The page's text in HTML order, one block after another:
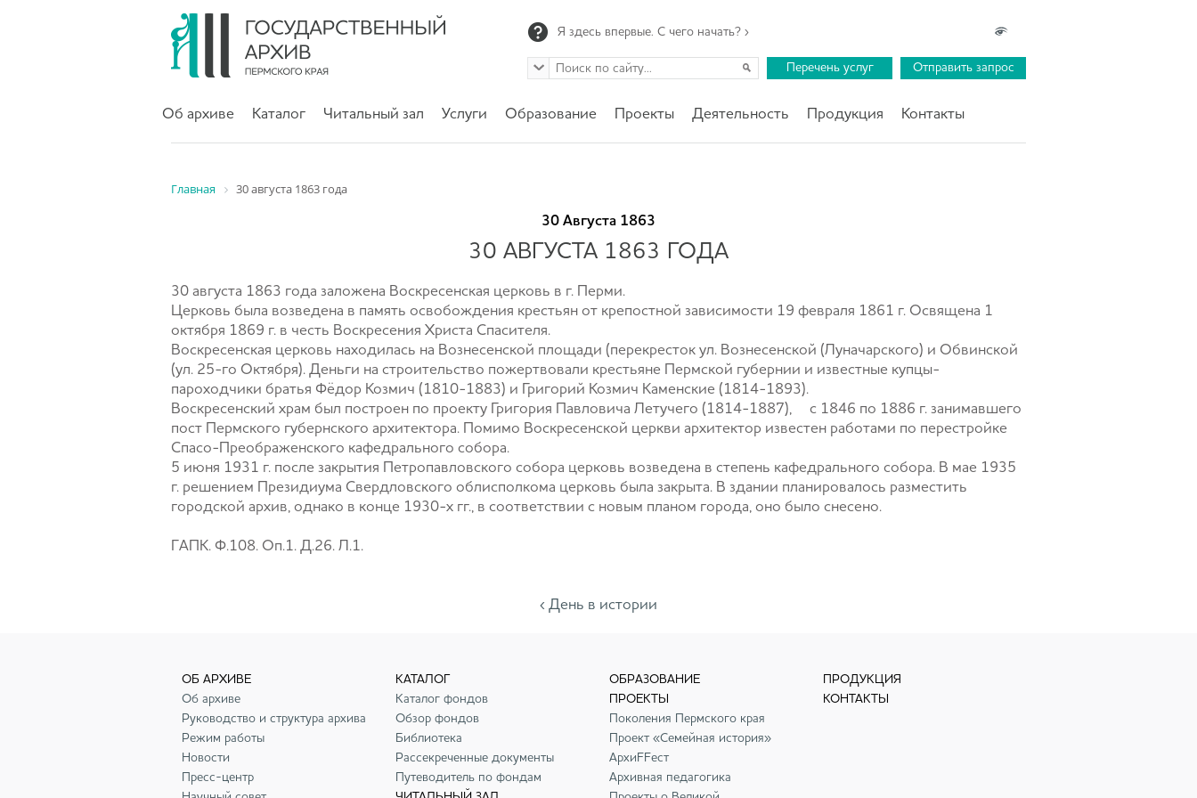
Я здесь впервые. С чего начать? ›
Перечень услуг Отправить запрос
Об архиве Каталог Читальный зал Услуги Образование Проекты Деятельность Продукция Контакты
Главная 30 августа 1863 года
30 Августа 1863
30 АВГУСТА 1863 ГОДА
30 августа 1863 года заложена Воскресенская церковь в г. Перми.
Церковь была возведена в память освобождения крестьян от крепостной зависимости 19 февраля 1861 г. Освящена 1
октября 1869 г. в честь Воскресения Христа Спасителя.
Воскресенская церковь находилась на Вознесенской площади (перекресток ул. Вознесенской (Луначарского) и Обвинской
(ул. 25-го Октября). Деньги на строительство пожертвовали крестьяне Пермской губернии и известные купцы-
пароходчики братья Фёдор Козмич (1810-1883) и Григорий Козмич Каменские (1814-1893).
Воскресенский храм был построен по проекту Григория Павловича Летучего (1814-1887), с 1846 по 1886 г. занимавшего
пост Пермского губернского архитектора. Помимо Воскресенской церкви архитектор известен работами по перестройке
Спасо-Преображенского кафедрального собора.
5 июня 1931 г. после закрытия Петропавловского собора церковь возведена в степень кафедрального собора. В мае 1935
г. решением Президиума Свердловского облисполкома церковь была закрыта. В здании планировалось разместить
городской архив, однако в конце 1930-х гг., в соответствии с новым планом города, оно было снесено.
ГАПК. Ф.108. Оп.1. Д.26. Л.1.
‹ День в истории
ОБ АРХИВЕ
Об архиве
Руководство и структура архива
Режим работы
Новости
Пресс-центр
КАТАЛОГ
Каталог фондов
Обзор фондов
Библиотека
Рассекреченные документы
Путеводитель по фондам
ОБРАЗОВАНИЕ
ПРОЕКТЫ
Поколения Пермского края
Проект «Семейная история»
АрхиFFест
Архивная педагогика
ПРОДУКЦИЯ
КОНТАКТЫ